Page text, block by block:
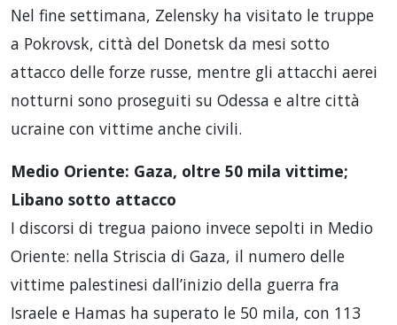
Nel fine settimana, Zelensky ha visitato le truppe
a Pokrovsk, città del Donetsk da mesi sotto
attacco delle forze russe, mentre gli attacchi aerei
notturni sono proseguiti su Odessa e altre città
ucraine con vittime anche civili.
Medio Oriente: Gaza, oltre 50 mila vittime;
Libano sotto attacco
I discorsi di tregua paiono invece sepolti in Medio
Oriente: nella Striscia di Gaza, il numero delle
vittime palestinesi dall’inizio della guerra fra
Israele e Hamas ha superato le 50 mila, con 113